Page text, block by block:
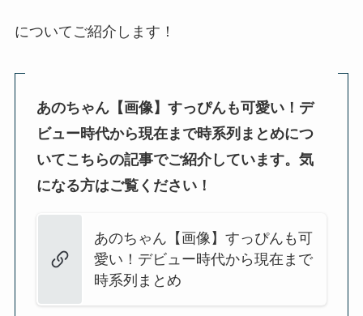
についてご紹介します！
あのちゃん【画像】すっぴんも可愛い！デ
ビュー時代から現在まで時系列まとめにつ
いてこちらの記事でご紹介しています。気
になる方はご覧ください！
あのちゃん【画像】すっぴんも可
愛い！デビュー時代から現在まで
時系列まとめ